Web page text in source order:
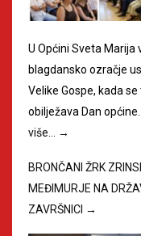
U Općini Sveta Marija
blagdansko ozračje
Velike Gospe, kada
obilježava Dan
više…
→
BRONČANI ŽRK
MEĐIMURJE NA
ZAVRŠNICI →